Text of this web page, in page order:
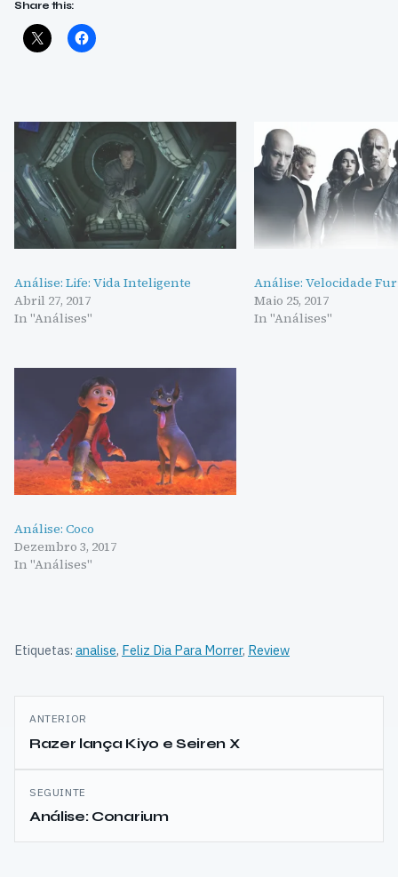
Share this:
Análise: Life: Vida Inteligente
Abril 27, 2017
In "Análises"
Análise: Velocidade
Maio 25, 2017
In "Análises"
Análise: Coco
Dezembro 3, 2017
In "Análises"
Etiquetas: analise, Feliz Dia Para Morrer, Review
Navegação
de
artigos
ANTERIOR
Razer lança Kiyo e Seiren X
SEGUINTE
Análise: Conarium